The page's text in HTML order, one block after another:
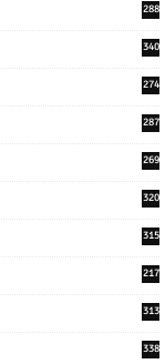
288
340
274
287
269
320
315
217
313
338